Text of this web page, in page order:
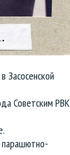
Засосенской
Советским РВК
парашютно-